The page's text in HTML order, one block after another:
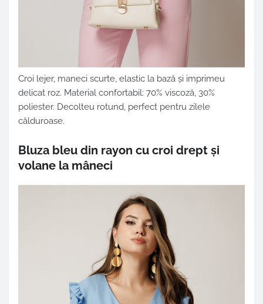
Croi lejer, maneci scurte, elastic la bază și imprimeu
delicat roz. Material confortabil: 70% viscoză, 30%
poliester. Decolteu rotund, perfect pentru zilele
călduroase.
Bluza bleu din rayon cu croi drept și
volane la mâneci